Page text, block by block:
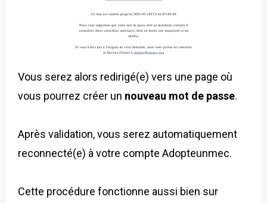
Vous serez alors redirigé(e) vers une page où
vous pourrez créer un nouveau mot de passe.
Après validation, vous serez automatiquement
reconnecté(e) à votre compte Adopteunmec.
Cette procédure fonctionne aussi bien sur